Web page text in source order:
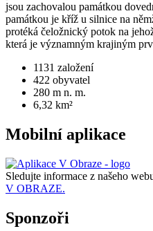
jsou zachovalou památkou
památkou je kříž u silnice na
protéká čeložnický potok na
která je významným krajiným
1131 založení
422 obyvatel
280 m n. m.
6,32 km²
Mobilní aplikace
Sledujte informace z našeho
V OBRAZE.
Sponzoři